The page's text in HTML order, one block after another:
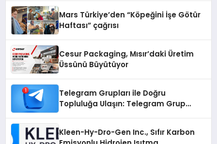
Mars Türkiye’den “Köpeğini İşe Götür
Haftası” çağrısı
Cesur Packaging, Mısır’daki Üretim
Üssünü Büyütüyor
Telegram Grupları ile Doğru
Topluluğa Ulaşın: Telegram Grup
Kleen-Hy-Dro-Gen Inc., Sıfır Karbon